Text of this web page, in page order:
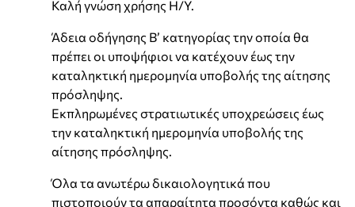
Καλή γνώση χρήσης Η/Υ.
Άδεια οδήγησης Β’ κατηγορίας την οποία θα
πρέπει οι υποψήφιοι να κατέχουν έως την
καταληκτική ημερομηνία υποβολής της αίτησης
πρόσληψης.
Εκπληρωμένες στρατιωτικές υποχρεώσεις έως
την καταληκτική ημερομηνία υποβολής της
αίτησης πρόσληψης.
Όλα τα ανωτέρω δικαιολογητικά που
πιστοποιούν τα απαραίτητα προσόντα καθώς και